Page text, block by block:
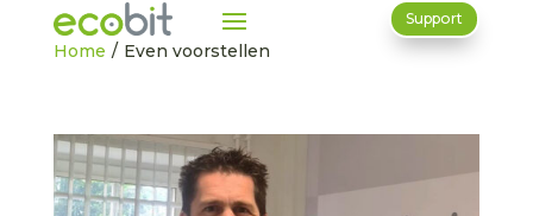
Support
Home / Even voorstellen